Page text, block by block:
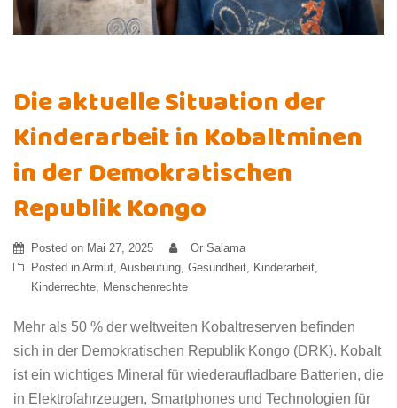
Die aktuelle Situation der
Kinderarbeit in Kobaltminen
in der Demokratischen
Republik Kongo
Posted on Mai 27, 2025
Or Salama
Posted in Armut, Ausbeutung, Gesundheit, Kinderarbeit,
Kinderrechte, Menschenrechte
Mehr als 50 % der weltweiten Kobaltreserven befinden
sich in der Demokratischen Republik Kongo (DRK). Kobalt
ist ein wichtiges Mineral für wiederaufladbare Batterien, die
in Elektrofahrzeugen, Smartphones und Technologien für